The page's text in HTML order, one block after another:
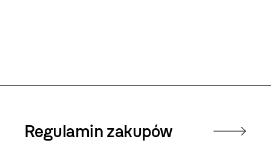
Regulamin zakupów